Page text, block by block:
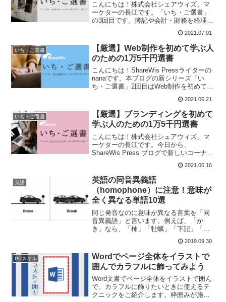
こんにちは！株式会社シェアウィズ、マ
ーケターの長江です。「いち・ご選書」
の3回目です。簿記や会計・財務を経理担
当ではないけど学んでおきたい…でもな
かなか学ぶ機会がとれない方や、公認会
計士を目指したいけど何から始めたら良
いのか迷っている方には...
2021.07.01
いち・ご選書
【厳選】Web制作を初めて学ぶ人
のための1万5千円選書
こんにちは！ShareWis Pressライターの
nanaです。本ブログの新シリーズ「い
ち・ご選書」2回目はWeb制作を初めて学
イトのデザインをキャリアに考えたいけ
ど、高額なプログラミング教室に長期間
通...
2021.06.21
いち・ご選書
【厳選】ブランディングを初めて
学ぶ人のための1万5千円選書
こんにちは！株式会社シェアウィズ、マ
ーケターの長江です。今日から、
ShareWis Press ブログで新しいコーナー
NHKさんのドキュメンタリー番組「プロ
フェッショナル 仕事の流儀」2018年放送
の書店店...
2021.06.16
英語
英語の同音異義語
（homophone）に注意！意味が
全く異なる単語10選
同じ発音なのに意味が異なる言葉を「同
音異義語」と言います。例えば、「か
き」なら、「柿」「牡蠣」「下記」「火
あります。関西弁だと「ちゃうちゃうち
ゃうんちゃう」が有名です。「ちゃう」
を連呼しているように見えま...
2019.09.30
PCスキル
Wordでページ全体をイラストで
囲んでカラフルに飾ってみよう
Word文書でページ全体をイラストで囲ん
で、カラフルに飾りたいときに使えるテ
クニックをご紹介します。枠囲みが施さ